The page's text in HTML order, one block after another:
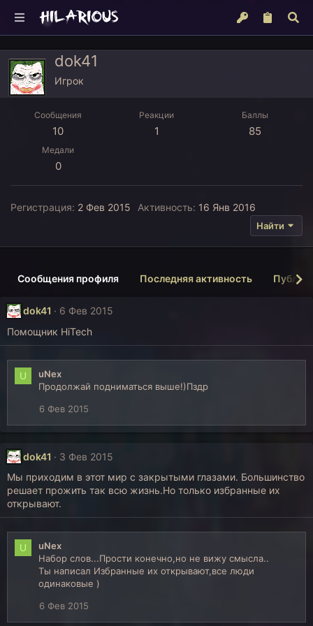
dok41
Игрок
Сообщения
10
Реакции
1
Баллы
85
Медали
0
Регистрация 2 Фев 2015 Активность 16 Янв 2016
Найти
Сообщения профиля Последняя активность
dok41
6 Фев 2015
Помощник HiTech
U
uNex
Продолжай подниматься выше!)Пздр
6 Фев 2015
dok41
3 Фев 2015
Мы приходим в этот мир с закрытыми глазами. Большинство
решает прожить так всю жизнь.Но только избранные их
открывают.
U
uNex
Набор слов...Прости конечно,но не вижу смысла..
Ты написал Избранные их открывают,все люди
одинаковые )
6 Фев 2015